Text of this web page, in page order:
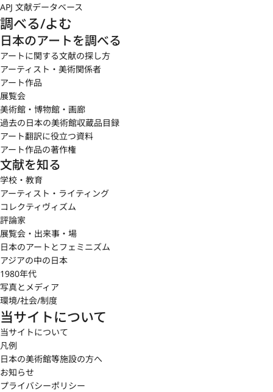
APJ 文献データベース
調べる/よむ
日本のアートを調べる
アートに関する文献の探し方
アーティスト・美術関係者
アート作品
展覧会
美術館・博物館・画廊
過去の日本の美術館収蔵品目録
アート翻訳に役立つ資料
アート作品の著作権
文献を知る
学校・教育
アーティスト・ライティング
コレクティヴィズム
評論家
展覧会・出来事・場
日本のアートとフェミニズム
アジアの中の日本
1980年代
写真とメディア
環境/社会/制度
当サイトについて
当サイトについて
凡例
日本の美術館等施設の方へ
お知らせ
プライバシーポリシー